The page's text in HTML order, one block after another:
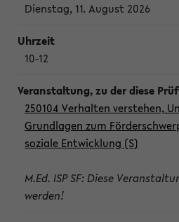
Dienstag, 11. August 2026
10-12
250104 Verhalten verstehen,
Grundlagen zum
soziale Entwicklung (S)
M.Ed. ISP SF: Diese
werden!